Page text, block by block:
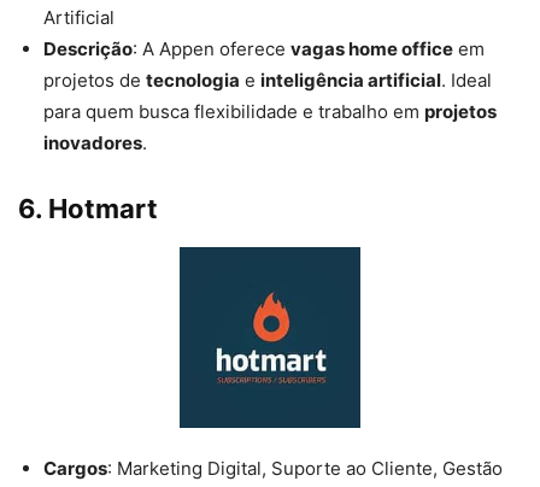
Artificial
Descrição: A Appen oferece vagas home office em
projetos de tecnologia e inteligência artificial. Ideal
para quem busca flexibilidade e trabalho em projetos
inovadores.
6. Hotmart
Cargos: Marketing Digital, Suporte ao Cliente, Gestão